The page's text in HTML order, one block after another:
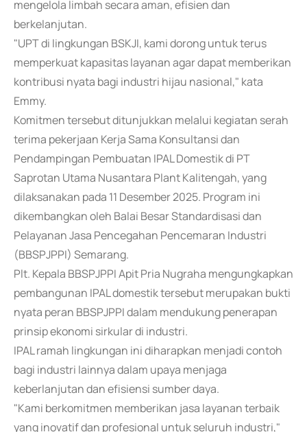
mengelola limbah secara aman, efisien dan
berkelanjutan.
"UPT di lingkungan BSKJI, kami dorong untuk terus
memperkuat kapasitas layanan agar dapat memberikan
kontribusi nyata bagi industri hijau nasional," kata
Emmy.
Komitmen tersebut ditunjukkan melalui kegiatan serah
terima pekerjaan Kerja Sama Konsultansi dan
Pendampingan Pembuatan IPAL Domestik di PT
Saprotan Utama Nusantara Plant Kalitengah, yang
dilaksanakan pada 11 Desember 2025. Program ini
dikembangkan oleh Balai Besar Standardisasi dan
Pelayanan Jasa Pencegahan Pencemaran Industri
(BBSPJPPI) Semarang.
Plt. Kepala BBSPJPPI Apit Pria Nugraha mengungkapkan
pembangunan IPAL domestik tersebut merupakan bukti
nyata peran BBSPJPPI dalam mendukung penerapan
prinsip ekonomi sirkular di industri.
IPAL ramah lingkungan ini diharapkan menjadi contoh
bagi industri lainnya dalam upaya menjaga
keberlanjutan dan efisiensi sumber daya.
"Kami berkomitmen memberikan jasa layanan terbaik
yang inovatif dan profesional untuk seluruh industri,"